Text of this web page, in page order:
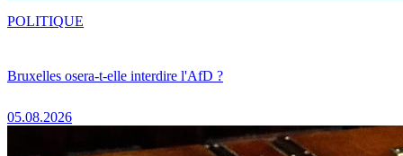
Bruxelles osera-t-elle interdire l'AfD ?
05.08.2026
POLITIQUE